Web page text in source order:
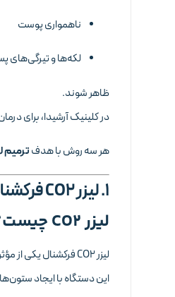
ناهمواری پوست
لکه‌ها و تیرگی‌های
ظاهر شوند.
در کلینیک آرشیدا، برای
هر سه روش با هدفترمیم
۱. لیزر CO2 فرکشنال
لیزر CO2 چیست؟
لیزر CO2 فرکشنال یکی از مؤثرترین لیزرها برای درمان اسکارهای عمیق، ناهمواری‌های پوستی و جای جوش‌های قدیمی است.
این دستگاه با ایجاد